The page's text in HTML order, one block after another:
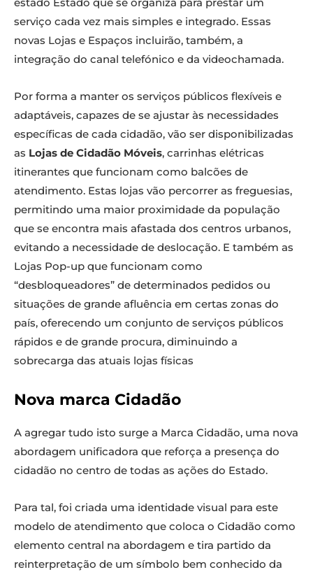
serviço cada vez mais simples e integrado. Essas
novas Lojas e Espaços incluirão, também, a
integração do canal telefónico e da videochamada.
Por forma a manter os serviços públicos flexíveis e
adaptáveis, capazes de se ajustar às necessidades
específicas de cada cidadão, vão ser disponibilizadas
as Lojas de Cidadão Móveis, carrinhas elétricas
itinerantes que funcionam como balcões de
atendimento. Estas lojas vão percorrer as freguesias,
permitindo uma maior proximidade da população
que se encontra mais afastada dos centros urbanos,
evitando a necessidade de deslocação. E também as
Lojas Pop-up que funcionam como
“desbloqueadores” de determinados pedidos ou
situações de grande afluência em certas zonas do
país, oferecendo um conjunto de serviços públicos
rápidos e de grande procura, diminuindo a
sobrecarga das atuais lojas físicas
Nova marca Cidadão
A agregar tudo isto surge a Marca Cidadão, uma nova
abordagem unificadora que reforça a presença do
cidadão no centro de todas as ações do Estado.
Para tal, foi criada uma identidade visual para este
modelo de atendimento que coloca o Cidadão como
elemento central na abordagem e tira partido da
reinterpretação de um símbolo bem conhecido da